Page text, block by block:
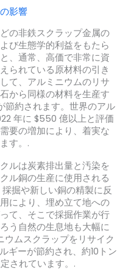
影響
の非鉄スクラップ金属の
び生態学的利益をもたら
、通常、高価で非常に資
られている原材料の引き
て、アルミニウムのリサ
から同様の材料を生産す
節約されます。世界のアル
年に $550 億以上と評価
要の増加により、着実な
す。.
ルは炭素排出量と汚染を
ル銅の生産に使用される
掘や新しい銅の精製に反
により、埋め立て地への
て、そこで採掘作業が行
う自然の生息地も大幅に
ウムスクラップをリサイク
ギーが節約され、約10トン
されています。.